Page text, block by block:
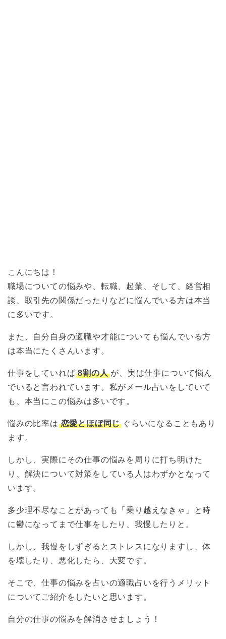
こんにちは！
職場についての悩みや、転職、起業、そして、経営相
談、取引先の関係だったりなどに悩んでいる方は本当
に多いです。
また、自分自身の適職や才能についても悩んでいる方
は本当にたくさんいます。
仕事をしていれば 8割の人 が、実は仕事について悩ん
でいると言われています。私がメール占いをしていて
も、本当にこの悩みは多いです。
悩みの比率は 恋愛とほぼ同じ ぐらいになることもあり
ます。
しかし、実際にその仕事の悩みを周りに打ち明けた
り、解決について対策をしている人はわずかとなって
います。
多少理不尽なことがあっても「乗り越えなきゃ」と時
に鬱になってまで仕事をしたり、我慢したりと。
しかし、我慢をしずぎるとストレスになりますし、体
を壊したり、悪化したら、大変です。
そこで、仕事の悩みを占いの適職占いを行うメリット
についてご紹介をしたいと思います。
自分の仕事の悩みを解消させましょう！